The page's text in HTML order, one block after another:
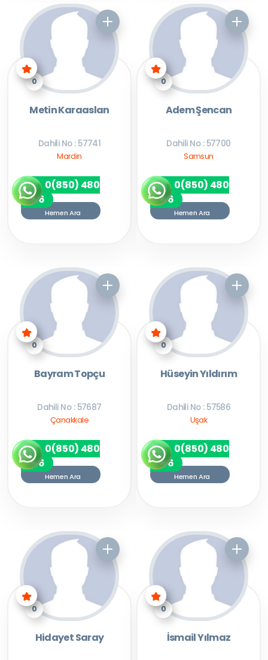
0
Metin Karaaslan
Dahili No : 57741
Mardin
0(850) 480
7256
Hemen Ara
0
Adem Şencan
Dahili No : 57700
Samsun
0(850) 480
7256
Hemen Ara
0
Bayram Topçu
Dahili No : 57687
Çanakkale
0(850) 480
7256
Hemen Ara
0
Hüseyin Yıldırım
Dahili No : 57586
Uşak
0(850) 480
7256
Hemen Ara
0
Hidayet Saray
0
İsmail Yılmaz